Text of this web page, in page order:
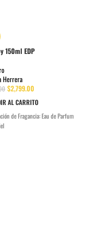
150ml EDP
Herrera
$2,799.00
AL CARRITO
de Fragancia:Eau de Parfum